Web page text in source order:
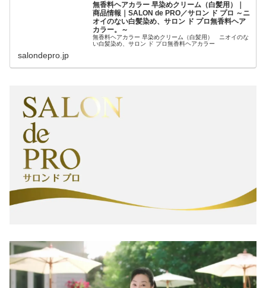
無香料ヘアカラー 早染めクリーム（白髪用）｜
商品情報｜SALON de PRO／サロン ド プロ ～ニ
オイのない白髪染め、サロン ド プロ無香料ヘア
カラー。～
無香料ヘアカラー 早染めクリーム（白髪用） ニオイのな
い白髪染め、サロン ド プロ無香料ヘアカラー
salondepro.jp